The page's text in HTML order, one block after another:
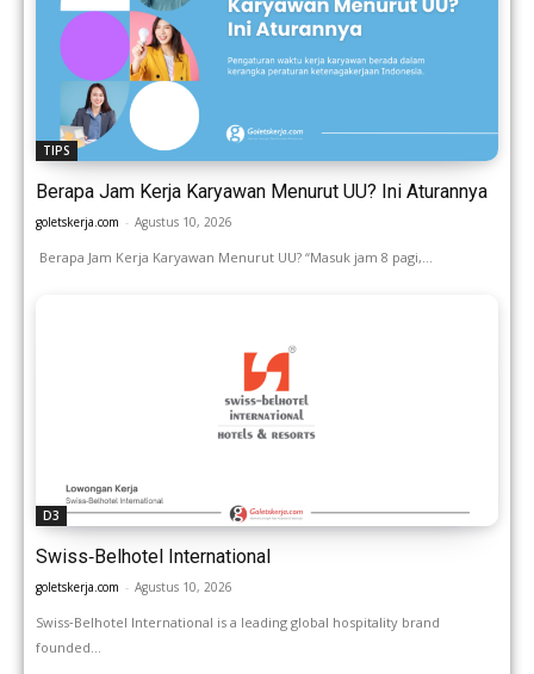
TIPS
Berapa Jam Kerja Karyawan Menurut UU? Ini Aturannya
goletskerja.com - Agustus 10, 2026
Berapa Jam Kerja Karyawan Menurut UU? “Masuk jam 8 pagi,...
D3
Swiss‑Belhotel International
goletskerja.com - Agustus 10, 2026
Swiss‑Belhotel International is a leading global hospitality brand
founded...